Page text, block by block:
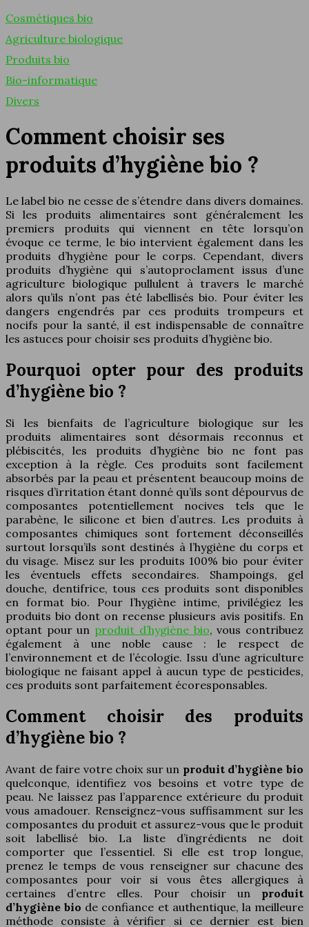
Cosmétiques bio
Agriculture biologique
Produits bio
Bio-informatique
Divers
Comment choisir ses
produits d’hygiène bio ?
Le label bio ne cesse de s’étendre dans divers domaines.
Si les produits alimentaires sont généralement les
premiers produits qui viennent en tête lorsqu’on
évoque ce terme, le bio intervient également dans les
produits d’hygiène pour le corps. Cependant, divers
produits d’hygiène qui s’autoproclament issus d’une
agriculture biologique pullulent à travers le marché
alors qu’ils n’ont pas été labellisés bio. Pour éviter les
dangers engendrés par ces produits trompeurs et
nocifs pour la santé, il est indispensable de connaître
les astuces pour choisir ses produits d’hygiène bio.
Pourquoi opter pour des produits
d’hygiène bio ?
Si les bienfaits de l’agriculture biologique sur les
produits alimentaires sont désormais reconnus et
plébiscités, les produits d’hygiène bio ne font pas
exception à la règle. Ces produits sont facilement
absorbés par la peau et présentent beaucoup moins de
risques d’irritation étant donné qu’ils sont dépourvus de
composantes potentiellement nocives tels que le
parabène, le silicone et bien d’autres. Les produits à
composantes chimiques sont fortement déconseillés
surtout lorsqu’ils sont destinés à l’hygiène du corps et
du visage. Misez sur les produits 100% bio pour éviter
les éventuels effets secondaires. Shampoings, gel
douche, dentifrice, tous ces produits sont disponibles
en format bio. Pour l’hygiène intime, privilégiez les
produits bio dont on recense plusieurs avis positifs. En
optant pour un produit d’hygiène bio, vous contribuez
également à une noble cause : le respect de
l’environnement et de l’écologie. Issu d’une agriculture
biologique ne faisant appel à aucun type de pesticides,
ces produits sont parfaitement écoresponsables.
Comment choisir des produits
d’hygiène bio ?
Avant de faire votre choix sur un produit d’hygiène bio
quelconque, identifiez vos besoins et votre type de
peau. Ne laissez pas l’apparence extérieure du produit
vous amadouer. Renseignez-vous suffisamment sur les
composantes du produit et assurez-vous que le produit
soit labellisé bio. La liste d’ingrédients ne doit
comporter que l’essentiel. Si elle est trop longue,
prenez le temps de vous renseigner sur chacune des
composantes pour voir si vous êtes allergiques à
certaines d’entre elles. Pour choisir un produit
d’hygiène bio de confiance et authentique, la meilleure
méthode consiste à vérifier si ce dernier est bien